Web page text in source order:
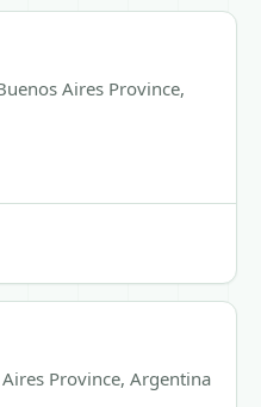
Aires Province,
Province, Argentina